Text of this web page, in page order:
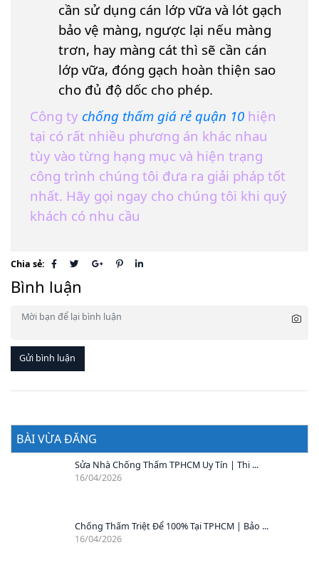
cần sử dụng cán lớp vữa và lót gạch
bảo vệ màng, ngược lại nếu màng
trơn, hay màng cát thì sẽ cần cán
lớp vữa, đóng gạch hoàn thiện sao
cho đủ độ dốc cho phép.
Công ty chống thấm giá rẻ quận 10 hiện
tại có rất nhiều phương án khác nhau
tùy vào từng hạng mục và hiện trạng
công trình chúng tôi đưa ra giải pháp tốt
nhất. Hãy gọi ngay cho chúng tôi khi quý
khách có nhu cầu
Chia sẻ:
Bình luận
Gửi bình luận
BÀI VỪA ĐĂNG
Sửa Nhà Chống Thấm TPHCM Uy Tín | Thi ...
16/04/2026
Chống Thấm Triệt Để 100% Tại TPHCM | Bảo ...
16/04/2026